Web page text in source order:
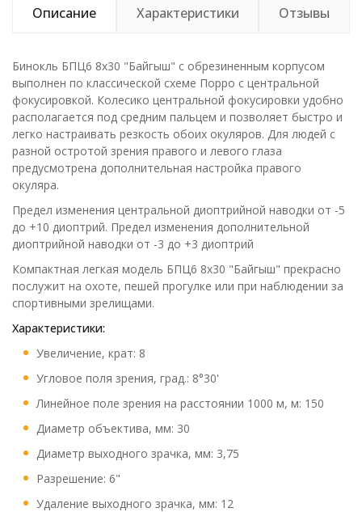
Описание Характеристики Отзывы
Бинокль БПЦ6 8х30 "Байгыш" с обрезиненным корпусом
выполнен по классической схеме Порро с центральной
фокусировкой. Колесико центральной фокусировки удобно
располагается под средним пальцем и позволяет быстро и
легко настраивать резкость обоих окуляров. Для людей с
разной остротой зрения правого и левого глаза
предусмотрена дополнительная настройка правого
окуляра.
Предел изменения центральной диоптрийной наводки от -5
до +10 диоптрий. Предел изменения дополнительной
диоптрийной наводки от -3 до +3 диоптрий
Компактная легкая модель БПЦ6 8х30 "Байгыш" прекрасно
послужит на охоте, пешей прогулке или при наблюдении за
спортивными зрелищами.
Характеристики:
Увеличение, крат: 8
Угловое поля зрения, град.: 8°30'
Линейное поле зрения на расстоянии 1000 м, м: 150
Диаметр объектива, мм: 30
Диаметр выходного зрачка, мм: 3,75
Разрешение: 6"
Удаление выходного зрачка, мм: 12